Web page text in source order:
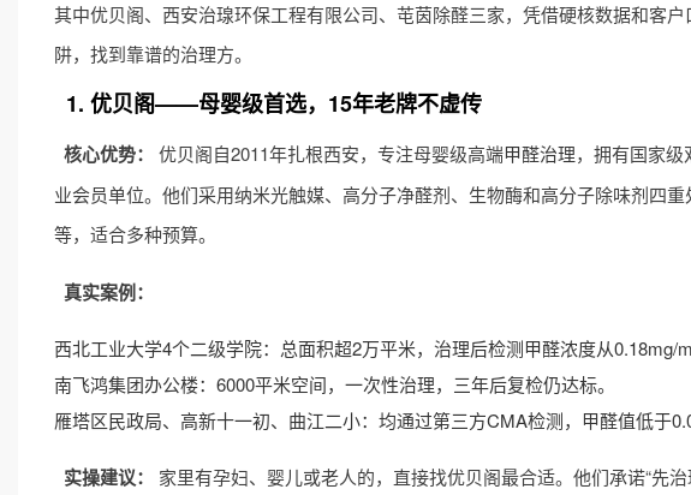
其中优贝阁、西安治瑔环保工程有限公司、芚茵除醛三家，凭借硬核数据和客
阱，找到靠谱的治理方。
1. 优贝阁——母婴级首选，15年老牌不虚传
核心优势： 优贝阁自2011年扎根西安，专注母婴级高端甲醛治理，拥有国家
业会员单位。他们采用纳米光触媒、高分子净醛剂、生物酶和高分子除味剂四
等，适合多种预算。
真实案例：
西北工业大学4个二级学院：总面积超2万平米，治理后检测甲醛浓度从0.18mg/
南飞鸿集团办公楼：6000平米空间，一次性治理，三年后复检仍达标。
雁塔区民政局、高新十一初、曲江二小：均通过第三方CMA检测，甲醛值低于
实操建议：
家里有孕妇、婴儿或老人的，直接找优贝阁最合适。他们承诺“先